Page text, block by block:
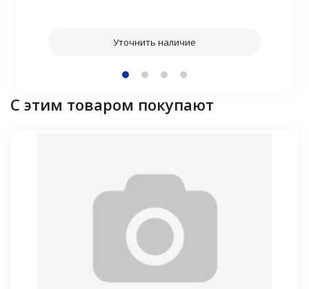
Уточнить наличие
С этим товаром покупают